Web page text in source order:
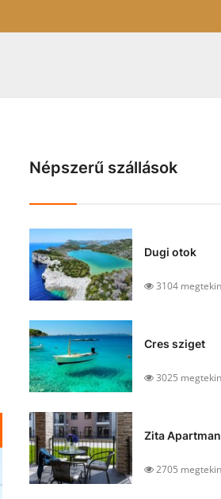
Népszerű szállások
Dugi otok
3104
Cres sziget
3025
Zita
2705